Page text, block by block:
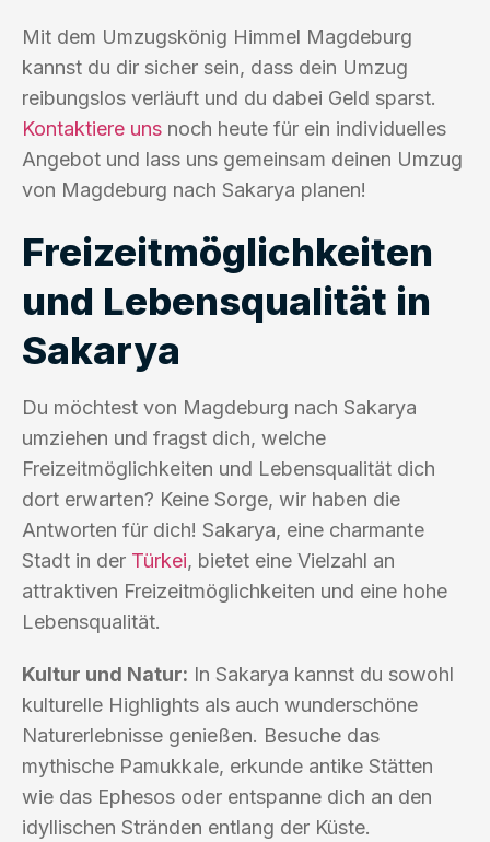
Mit dem Umzugskönig Himmel Magdeburg
kannst du dir sicher sein, dass dein Umzug
reibungslos verläuft und du dabei Geld sparst.
Kontaktiere uns noch heute für ein individuelles
Angebot und lass uns gemeinsam deinen Umzug
von Magdeburg nach Sakarya planen!
Freizeitmöglichkeiten
und Lebensqualität in
Sakarya
Du möchtest von Magdeburg nach Sakarya
umziehen und fragst dich, welche
Freizeitmöglichkeiten und Lebensqualität dich
dort erwarten? Keine Sorge, wir haben die
Antworten für dich! Sakarya, eine charmante
Stadt in der Türkei, bietet eine Vielzahl an
attraktiven Freizeitmöglichkeiten und eine hohe
Lebensqualität.
Kultur und Natur: In Sakarya kannst du sowohl
kulturelle Highlights als auch wunderschöne
Naturerlebnisse genießen. Besuche das
mythische Pamukkale, erkunde antike Stätten
wie das Ephesos oder entspanne dich an den
idyllischen Stränden entlang der Küste.